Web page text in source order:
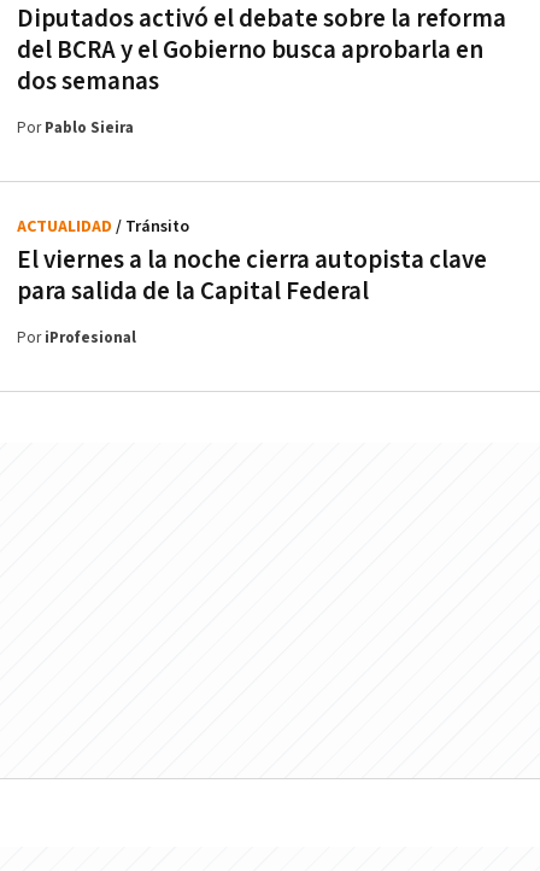
Diputados activó el debate sobre la reforma
del BCRA y el Gobierno busca aprobarla en
dos semanas
PorPablo Sieira
El viernes a la noche cierra autopista clave
para salida de la Capital Federal
ACTUALIDAD / Tránsito
PoriProfesional